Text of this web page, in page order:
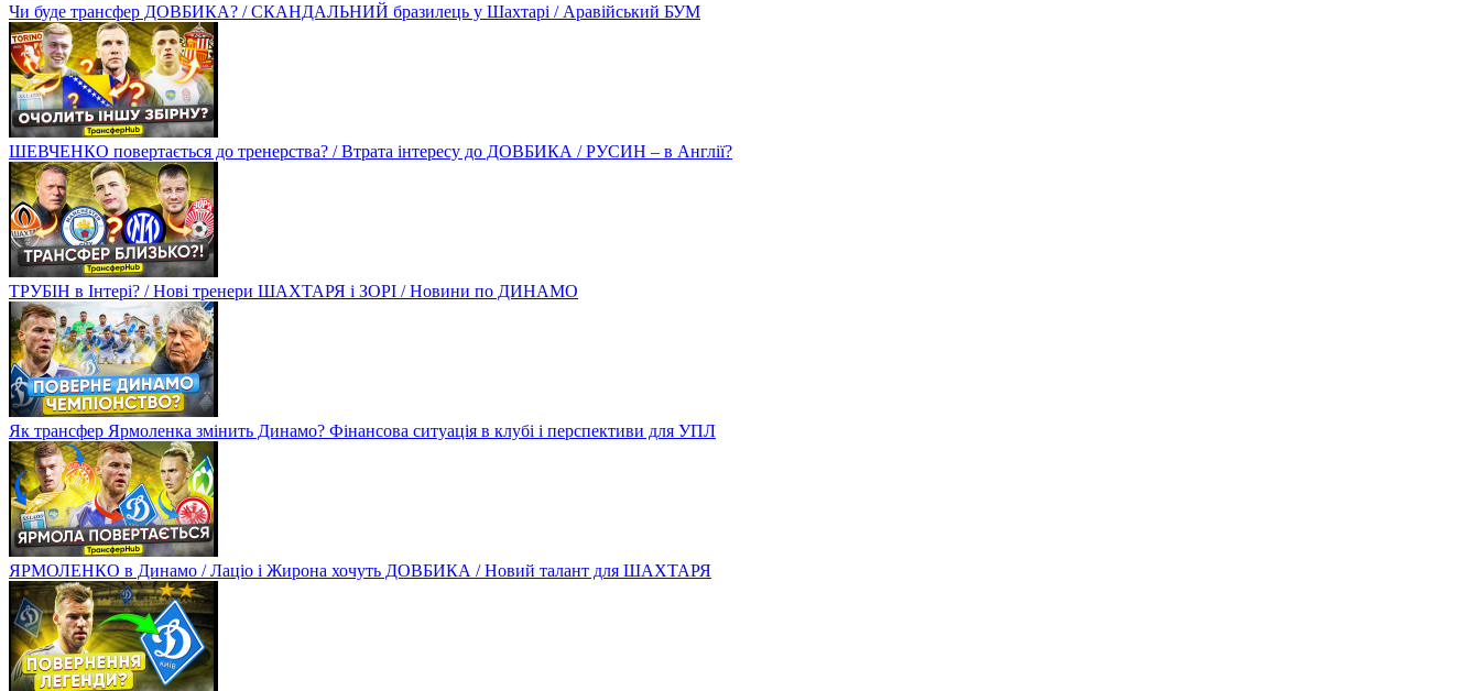
Чи буде трансфер ДОВБИКА? / СКАНДАЛЬНИЙ бразилець у Шахтарі / Аравійський БУМ
ШЕВЧЕНКО повертається до тренерства? / Втрата інтересу до ДОВБИКА / РУСИН – в Англії?
ТРУБІН в Інтері? / Нові тренери ШАХТАРЯ і ЗОРІ / Новини по ДИНАМО
Як трансфер Ярмоленка змінить Динамо? Фінансова ситуація в клубі і перспективи для УПЛ
ЯРМОЛЕНКО в Динамо / Лаціо і Жирона хочуть ДОВБИКА / Новий талант для ШАХТАРЯ